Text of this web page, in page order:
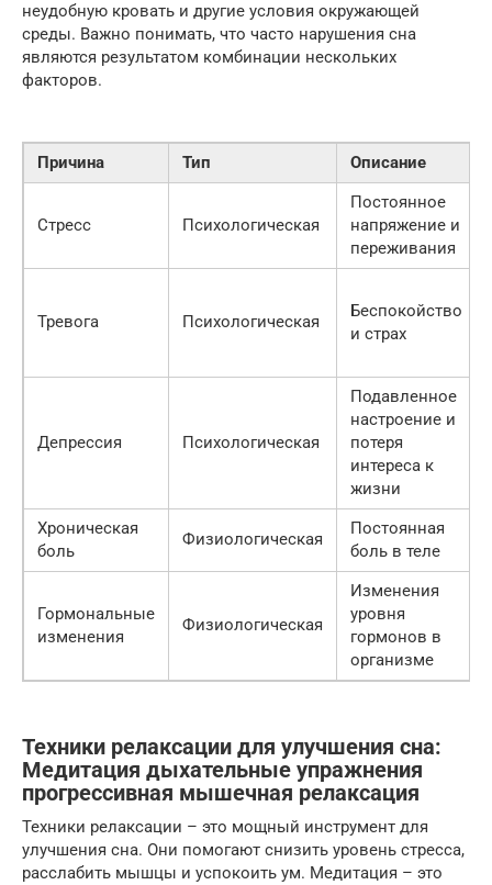
неудобную кровать и другие условия окружающей
среды. Важно понимать, что часто нарушения сна
являются результатом комбинации нескольких
факторов.
Причина Тип Описание
Стресс Психологическая
Постоянное
напряжение и
переживания
Тревога Психологическая
Беспокойство
и страх
Депрессия Психологическая
Подавленное
настроение и
потеря
интереса к
жизни
Хроническая
боль
Физиологическая
Постоянная
боль в теле
Гормональные
изменения
Физиологическая
Изменения
уровня
гормонов в
организме
Техники релаксации для улучшения сна:
Медитация дыхательные упражнения
прогрессивная мышечная релаксация
Техники релаксации – это мощный инструмент для
улучшения сна. Они помогают снизить уровень стресса,
расслабить мышцы и успокоить ум. Медитация – это